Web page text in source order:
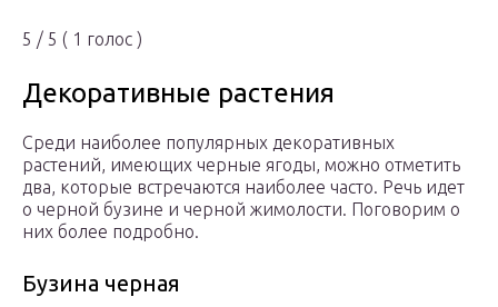
5 / 5 ( 1 голос )
Декоративные растения
Среди наиболее популярных декоративных
растений, имеющих черные ягоды, можно отметить
два, которые встречаются наиболее часто. Речь идет
о черной бузине и черной жимолости. Поговорим о
них более подробно.
Бузина черная